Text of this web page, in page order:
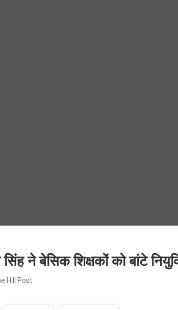
सिंह ने बेसिक शिक्षकों को बांटे
Hill Post